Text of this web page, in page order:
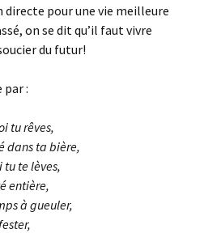
pour une vie meilleure
on se dit qu’il faut vivre
du futur!
par :
tu rêves,
dans ta bière,
tu te lèves,
entière,
à gueuler,